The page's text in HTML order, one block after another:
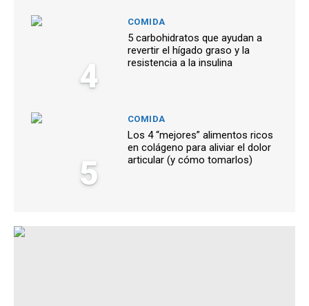
4
COMIDA
5 carbohidratos que ayudan a
revertir el hígado graso y la
resistencia a la insulina
5
COMIDA
Los 4 “mejores” alimentos ricos
en colágeno para aliviar el dolor
articular (y cómo tomarlos)